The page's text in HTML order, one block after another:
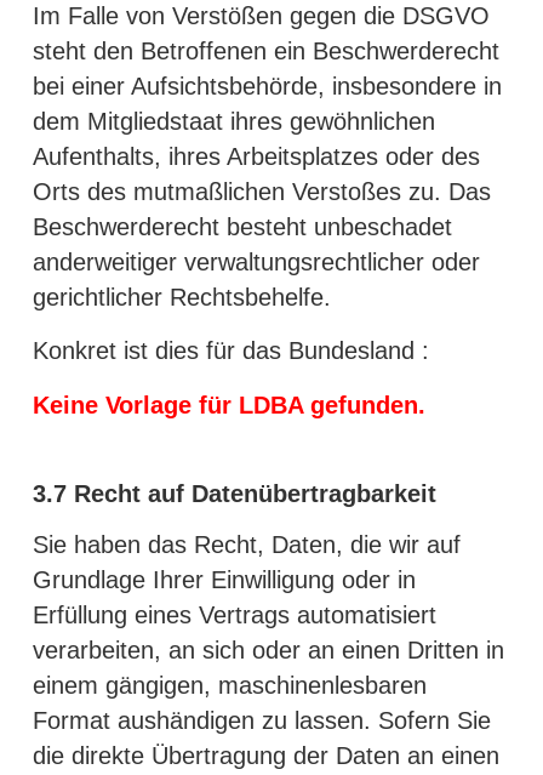
Im Falle von Verstößen gegen die DSGVO
steht den Betroffenen ein Beschwerderecht
bei einer Aufsichtsbehörde, insbesondere in
dem Mitgliedstaat ihres gewöhnlichen
Aufenthalts, ihres Arbeitsplatzes oder des
Orts des mutmaßlichen Verstoßes zu. Das
Beschwerderecht besteht unbeschadet
anderweitiger verwaltungsrechtlicher oder
gerichtlicher Rechtsbehelfe.
Konkret ist dies für das Bundesland :
Keine Vorlage für LDBA gefunden.
3.7 Recht auf Datenübertragbarkeit
Sie haben das Recht, Daten, die wir auf
Grundlage Ihrer Einwilligung oder in
Erfüllung eines Vertrags automatisiert
verarbeiten, an sich oder an einen Dritten in
einem gängigen, maschinenlesbaren
Format aushändigen zu lassen. Sofern Sie
die direkte Übertragung der Daten an einen